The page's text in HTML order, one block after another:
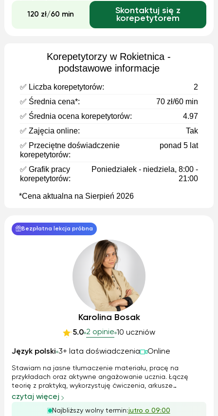
120 zł/60 min
Skontaktuj się z
korepetytorem
Korepetytorzy w Rokietnica -
podstawowe informacje
✅ Liczba korepetytorów:
2
✅ Średnia cena*:
70 zł/60 min
✅ Średnia ocena korepetytorów:
4.97
✅ Zajęcia online:
Tak
✅ Przeciętne doświadczenie
korepetytorów:
ponad 5 lat
✅ Grafik pracy
korepetytorów:
Poniedziałek - niedziela, 8:00 -
21:00
*Cena aktualna na Sierpień 2026
Bezpłatna lekcja próbna
Karolina Bosak
5.0 2 opinie 10 uczniów
Język polski 3+ lata doświadczenia Online
Stawiam na jasne tłumaczenie materiału, pracę na
przykładach oraz aktywne angażowanie ucznia. Łączę
teorię z praktyką, wykorzystuję ćwiczenia, arkusze
egzaminacyjne, notatki autorskie oraz rozmowę, aby uczeń
rozumiał materiał, a nie tylko go zapamiętywał. Tempo
pracy zawsze dopasowuję do możliwości ...
czytaj więcej
Najbliższy wolny termin:jutro o 09:00